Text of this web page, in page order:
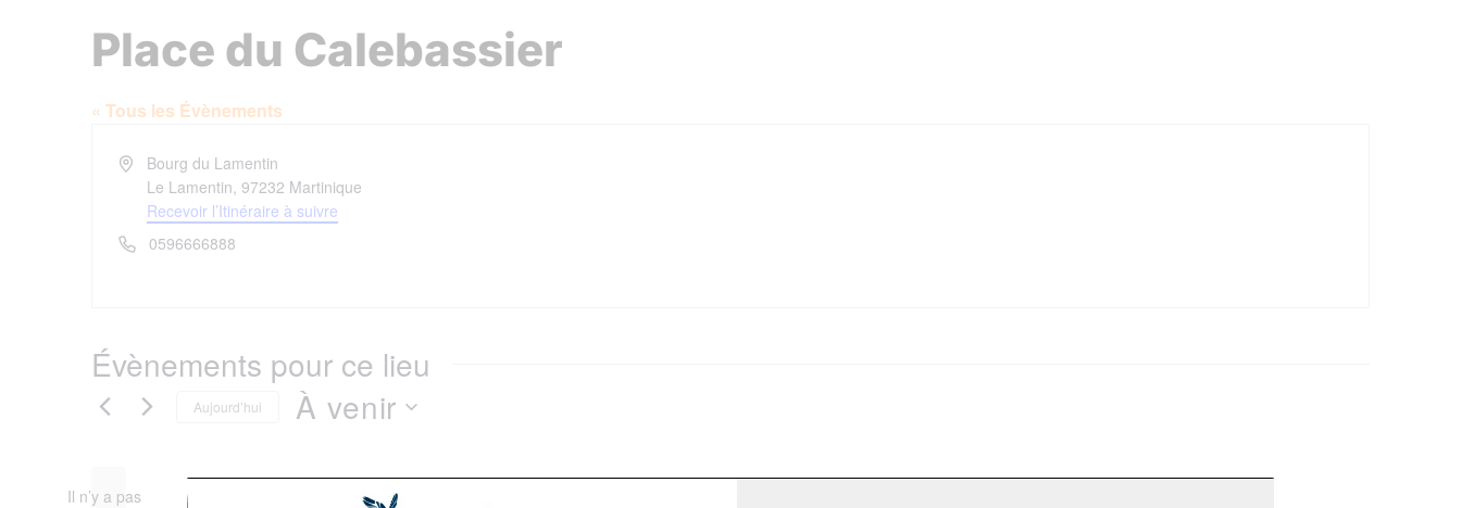
Place du Calebassier
« Tous les Évènements
AdresseBourg du Lamentin
Le Lamentin, 97232 Martinique
Recevoir l’Itinéraire à suivre
Téléphone
0596666888
Évènements pour ce lieu
Il n’y a pas
Aujourd’hui À venir